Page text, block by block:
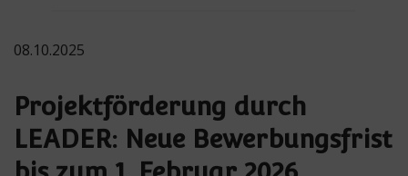
08.10.2025
Projektförderung durch
LEADER: Neue Bewerbungsfrist